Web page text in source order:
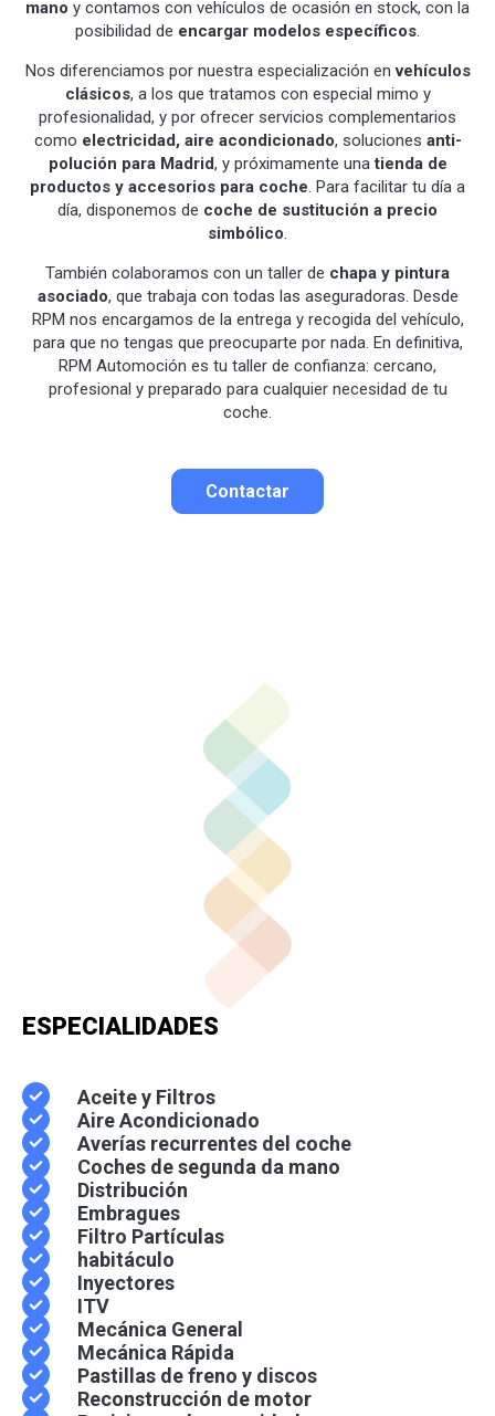
mano y contamos con vehículos de ocasión en stock, con la
posibilidad de encargar modelos específicos.
Nos diferenciamos por nuestra especialización envehículos
clásicos, a los que tratamos con especial mimo y
profesionalidad, y por ofrecer servicios complementarios
como electricidad, aire acondicionado, soluciones anti-
polución para Madrid, y próximamente unatienda de
productos y accesorios para coche. Para facilitar tu día a
día, disponemos de coche de sustitución a precio
simbólico.
También colaboramos con un taller de chapa y pintura
asociado, que trabaja con todas las aseguradoras. Desde
RPM nos encargamos de la entrega y recogida del vehículo,
para que no tengas que preocuparte por nada. En definitiva,
RPM Automoción es tu taller de confianza: cercano,
profesional y preparado para cualquier necesidad de tu
coche.
Contactar
ESPECIALIDADES
Aceite y Filtros
Aire Acondicionado
Averías recurrentes del coche
Coches de segunda da mano
Distribución
Embragues
Filtro Partículas
habitáculo
Inyectores
ITV
Mecánica General
Mecánica Rápida
Pastillas de freno y discos
Reconstrucción de motor